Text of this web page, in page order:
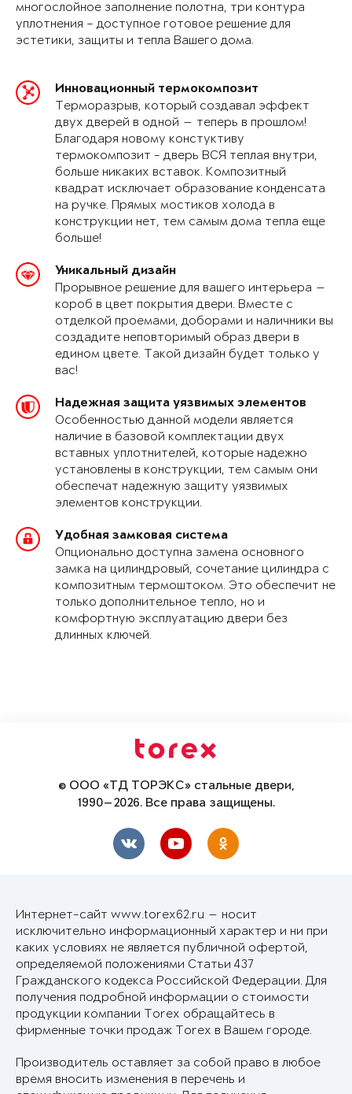
многослойное заполнение полотна, три контура
уплотнения – доступное готовое решение для
эстетики, защиты и тепла Вашего дома.
Инновационный термокомпозит
Терморазрыв, который создавал эффект
двух дверей в одной — теперь в прошлом!
Благодаря новому констуктиву
термокомпозит - дверь ВСЯ теплая внутри,
больше никаких вставок. Композитный
квадрат исключает образование конденсата
на ручке. Прямых мостиков холода в
конструкции нет, тем самым дома тепла еще
больше!
Уникальный дизайн
Прорывное решение для вашего интерьера —
короб в цвет покрытия двери. Вместе с
отделкой проемами, доборами и наличники вы
создадите неповторимый образ двери в
едином цвете. Такой дизайн будет только у
вас!
Надежная защита уязвимых элементов
Особенностью данной модели является
наличие в базовой комплектации двух
вставных уплотнителей, которые надежно
установлены в конструкции, тем самым они
обеспечат надежную защиту уязвимых
элементов конструкции.
Удобная замковая система
Опционально доступна замена основного
замка на цилиндровый, сочетание цилиндра с
композитным термоштоком. Это обеспечит не
только дополнительное тепло, но и
комфортную эксплуатацию двери без
длинных ключей.
© ООО «ТД ТОРЭКС» стальные двери,
1990—2026. Все права защищены.
Интернет-сайт www.torex62.ru — носит
исключительно информационный характер и ни при
каких условиях не является публичной офертой,
определяемой положениями Статьи 437
Гражданского кодекса Российской Федерации. Для
получения подробной информации о стоимости
продукции компании Torex обращайтесь в
фирменные точки продаж Torex в Вашем городе.
Производитель оставляет за собой право в любое
время вносить изменения в перечень и